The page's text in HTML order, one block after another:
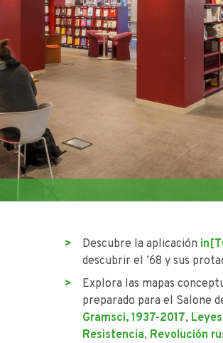
Descubre la aplicación
descubrir el ’68 y sus
Explora las mapas
preparado para el Salone
Gramsci, 1937-2017,
Resistencia, Revolución